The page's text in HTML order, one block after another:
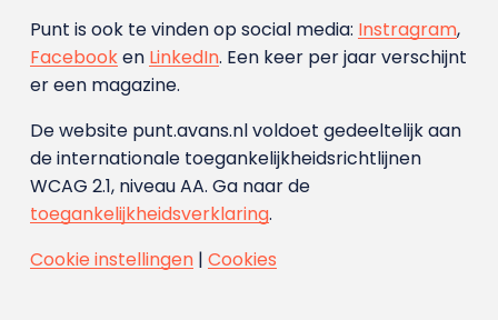
Punt is ook te vinden op social media: Instragram,
Facebooken LinkedIn. Een keer per jaar verschijnt
er een magazine.
De website punt.avans.nl voldoet gedeeltelijk aan
de internationale toegankelijkheidsrichtlijnen
WCAG 2.1, niveau AA. Ga naar de
toegankelijkheidsverklaring.
Cookie instellingen| Cookies